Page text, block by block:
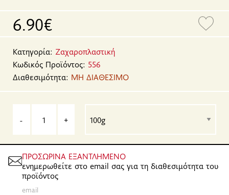
6.90€
Κατηγορία: Ζαχαροπλαστική
Κωδικός Προϊόντος: 556
Διαθεσιμότητα: ΜΗ ΔΙΑΘΕΣΙΜΟ
- +
ΠΡΟΣΩΡΙΝΑ ΕΞΑΝΤΛΗΜΕΝΟ
ενημερωθείτε στο email σας για τη διαθεσιμότητα του
προϊόντος
email